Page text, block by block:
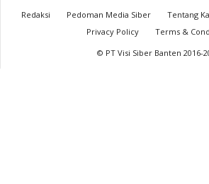
Redaksi Pedoman Media Siber Tentang
Privacy Policy
Terms &
© PT Visi Siber Banten 2016-